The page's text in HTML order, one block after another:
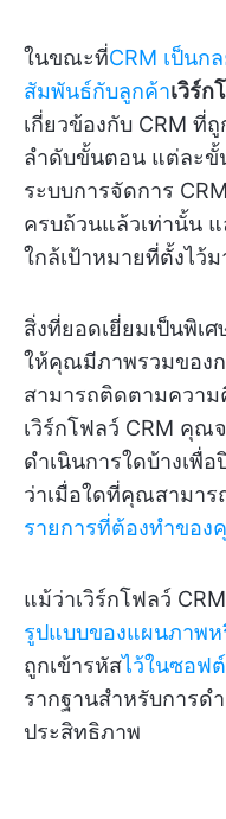
ในขณะที่CRM เป็นก
สัมพันธ์กับลูกค้าเวิร์ก
เกี่ยวข้องกับ CRM ที่
ลำดับขั้นตอน แต่ละขั้
ระบบการจัดการ
ครบถ้วนแล้วเท่านั้น
ใกล้เป้าหมายที่ตั้งไว้
สิ่งที่ยอดเยี่ยมเป็นพิเ
ให้คุณมีภาพรวมของ
สามารถติดตามควา
เวิร์กโฟลว์ CRM คุณ
ดำเนินการใดบ้างเพื่
ว่าเมื่อใดที่คุณสามาร
รายการที่ต้องทำของ
แม้ว่าเวิร์กโฟลว์ CRM
รูปแบบของแผนภาพ
ถูกเข้ารหัสไว้ในซอฟ
รากฐานสำหรับการด
ประสิทธิภาพ